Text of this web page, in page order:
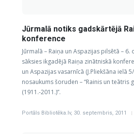
Jūrmalā notiks gadskārtējā
konference
Jūrmalā – Raiņa un Aspazijas pilsētā –
sāksies ikgadējā Raiņa zinātniskā
un Aspazijas vasarnīcā (J.Pliekšāna ielā
nosaukums šoruden – “Rainis un
(1911.-2011.)”.
Portāls Bibliotēka.lv, 30. septembris, 2011